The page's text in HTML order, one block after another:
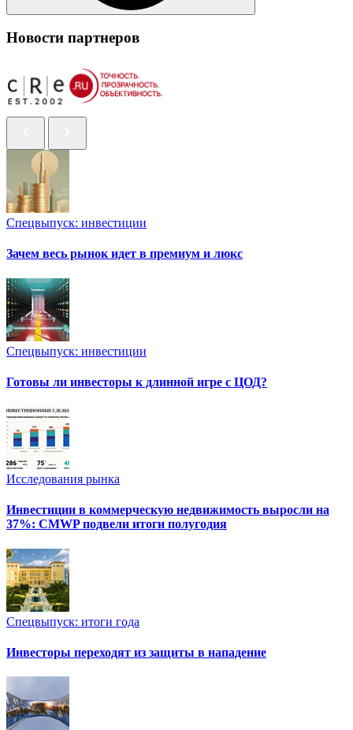
Новости партнеров
Спецвыпуск: инвестиции
Зачем весь рынок идет в премиум и люкс
Спецвыпуск: инвестиции
Готовы ли инвесторы к длинной игре с ЦОД?
Исследования рынка
Инвестиции в коммерческую недвижимость выросли на
37%: CMWP подвели итоги полугодия
Спецвыпуск: итоги года
Инвесторы переходят из защиты в нападение